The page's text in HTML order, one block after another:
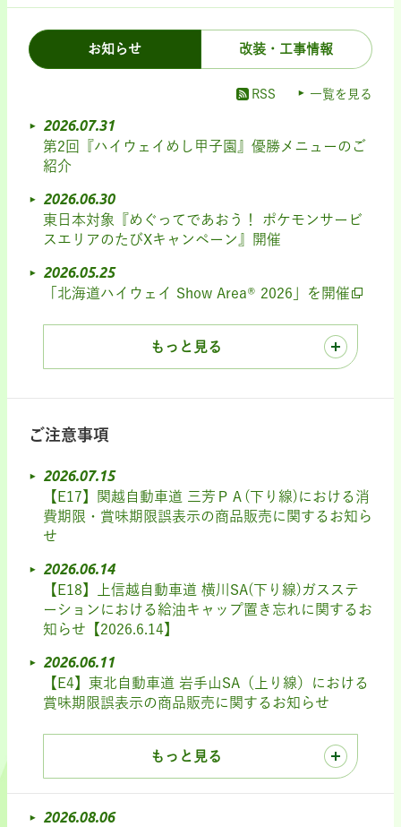
お知らせ 改装・工事情報
RSS 一覧を見る
2026.07.31
第2回『ハイウェイめし甲子園』優勝メニューのご
紹介
2026.06.30
東日本対象『めぐってであおう！ ポケモンサービ
スエリアのたびXキャンペーン』開催
2026.05.25
「北海道ハイウェイ Show Area® 2026」を開催
もっと見る
ご注意事項
2026.07.15
【E17】関越自動車道 三芳ＰＡ(下り線)における消
費期限・賞味期限誤表示の商品販売に関するお知ら
せ
2026.06.14
【E18】上信越自動車道 横川SA(下り線)ガスステ
ーションにおける給油キャップ置き忘れに関するお
知らせ【2026.6.14】
2026.06.11
【E4】東北自動車道 岩手山SA（上り線）における
賞味期限誤表示の商品販売に関するお知らせ
もっと見る
2026.08.06